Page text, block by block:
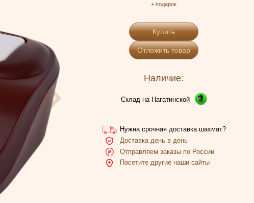
+ подарок
Купить
Отложить товар
Наличие:
Склад на Нагатинской
Нужна срочная доставка шахмат?
Доставка день в день
Отправляем заказы по России
Посетите другие наши сайты